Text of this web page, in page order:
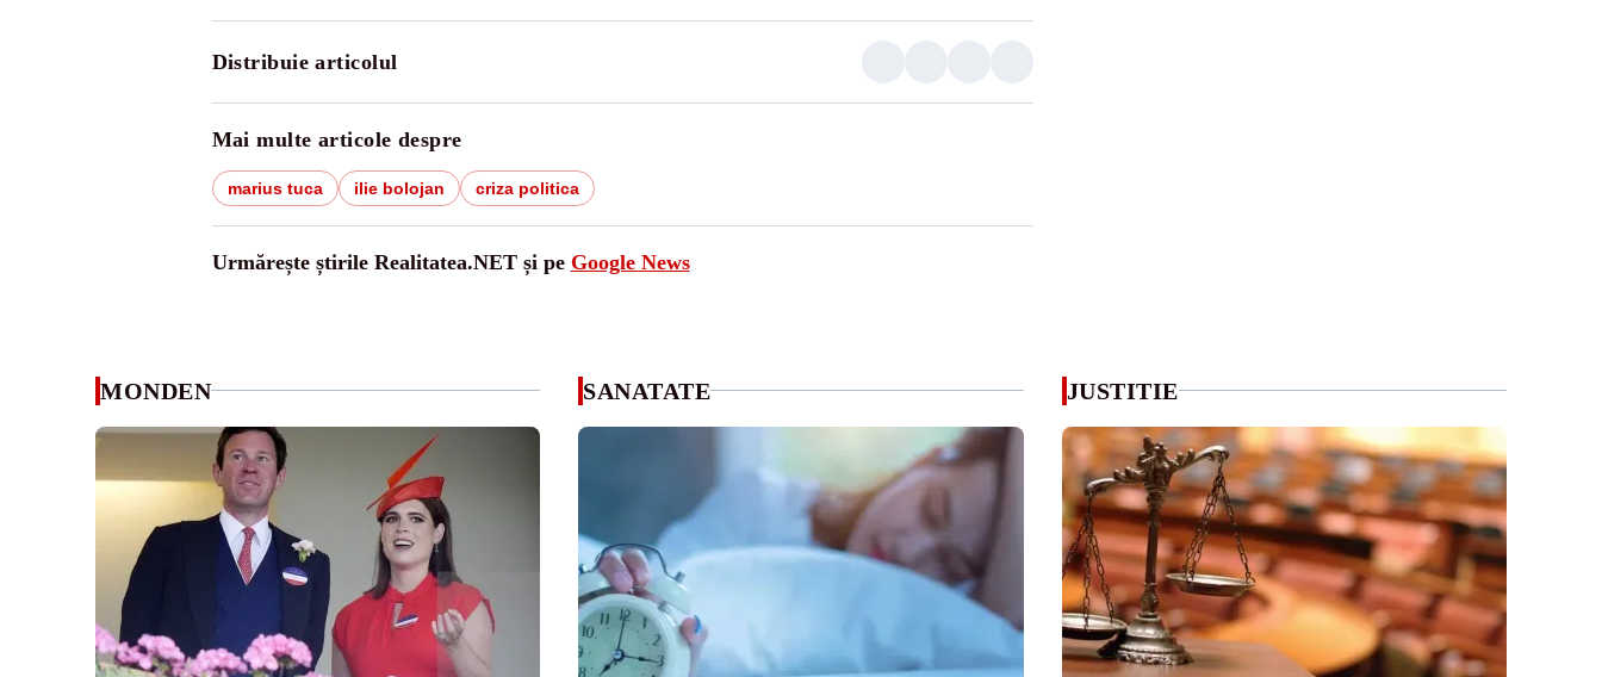
Distribuie articolul
Mai multe articole despre
marius tuca ilie bolojan criza politica
Urmărește știrile Realitatea.NET și pe Google News
MONDEN SANATATE JUSTITIE